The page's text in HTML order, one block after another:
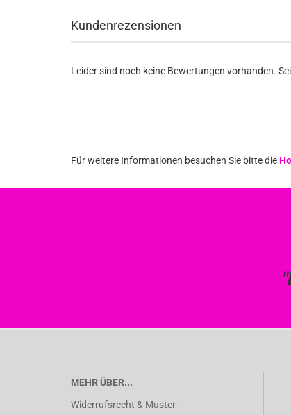
Kundenrezensionen
Leider sind noch keine Bewertungen vorhanden.
Für weitere Informationen besuchen Sie bitte die
MEHR ÜBER...
Widerrufsrecht & Muster-